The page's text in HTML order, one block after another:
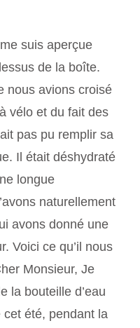
suis aperçue
de la boîte.
nous avions croisé
vélo et du fait des
pas pu remplir sa
Il était déshydraté
longue
naturellement
avons donné une
Voici ce qu’il nous
Monsieur, Je
la bouteille d’eau
cet été, pendant la